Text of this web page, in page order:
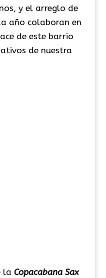
y el arreglo de
año colaboran en
de este barrio
de nuestra
la Copacabana Sax